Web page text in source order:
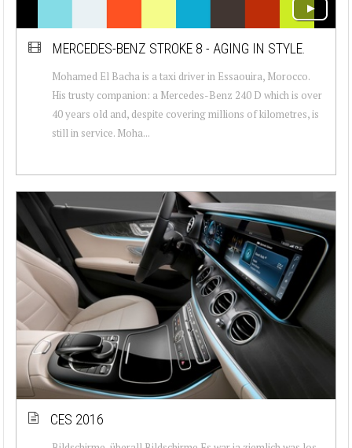
MERCEDES-BENZ STROKE 8 - AGING IN STYLE.
Mohamed El Bacha is a taxi driver in Essaouira, Morocco.
His trusty companion: a Mercedes-Benz 240 D which is over
40 years old and, despite covering millions of kilometres, is
still in service. Moha...
CES 2016